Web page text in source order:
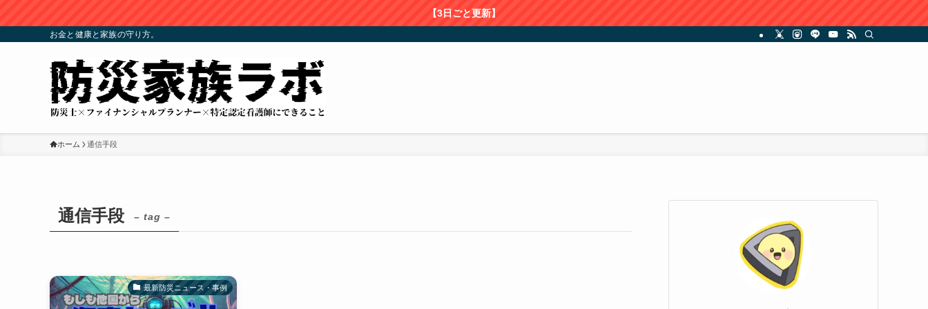
【3日ごと更新】
お金と健康と家族の守り方。
ホーム 通信手段
通信手段 – tag –
最新防災ニュース・事例